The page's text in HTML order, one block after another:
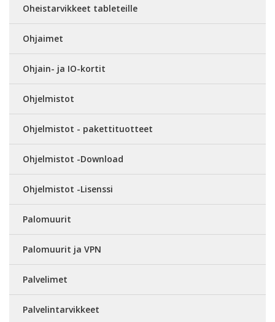
Oheistarvikkeet tableteille
Ohjaimet
Ohjain- ja IO-kortit
Ohjelmistot
Ohjelmistot - pakettituotteet
Ohjelmistot -Download
Ohjelmistot -Lisenssi
Palomuurit
Palomuurit ja VPN
Palvelimet
Palvelintarvikkeet